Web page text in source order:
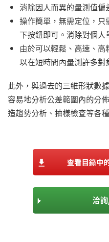
消除因人而異的量測值偏
操作簡單，無需定位，
下按鈕即可。消除對個人
由於可以輕鬆、高速、
以在短時間內量測許多對
此外，與過去的三維形狀數
容易地分析公差範圍內的分
造趨勢分析、抽樣檢查等各
查看目錄中
洽